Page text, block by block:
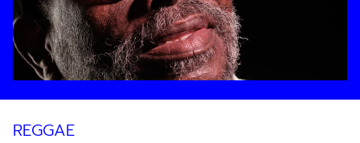
REGGAE
notrePolitique de confidentialité.
SOUMETTRE